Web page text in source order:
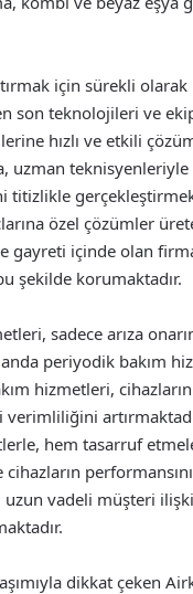
için sürekli olarak
son teknolojileri ve
hızlı ve etkili
uzman
titizlikle
özel çözümler
gayreti içinde olan
şekilde korumaktadır.
sadece arıza
periyodik bakım
hizmetleri,
verimliliğini
hem tasarruf
uzun vadeli müşteri
dikkat çeken